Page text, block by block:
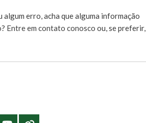
erro, acha que alguma informação
Entre em contato conosco ou, se preferir,